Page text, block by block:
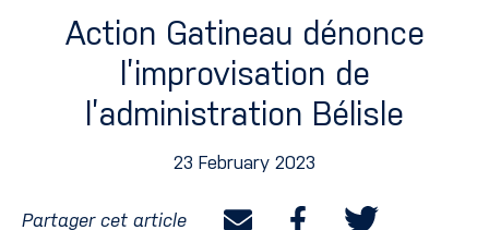
Action Gatineau dénonce
l’improvisation de
l’administration Bélisle
23 February 2023
Partager cet article